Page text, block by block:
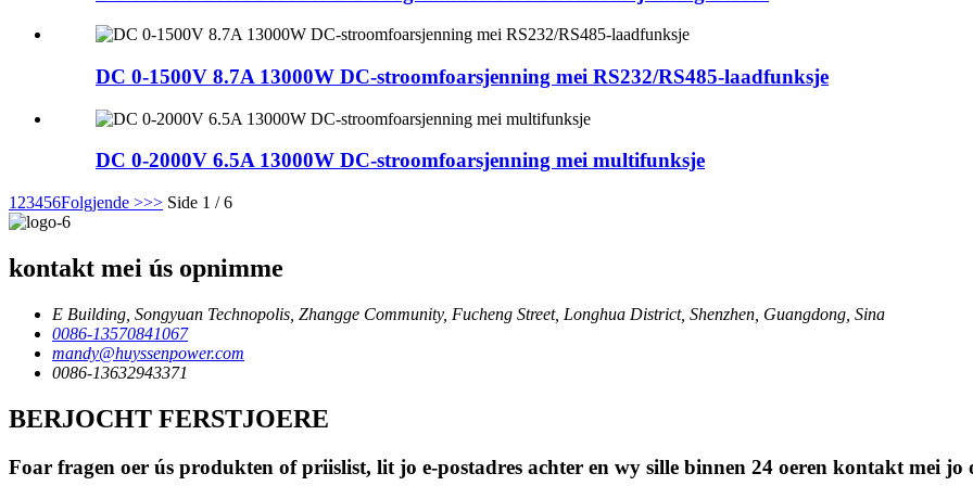
DC 0-1500V 8.7A 13000W DC-stroomfoarsjenning mei RS232/RS485-laadfunksje
DC 0-2000V 6.5A 13000W DC-stroomfoarsjenning mei multifunksje
1 23456Folgjende >>> Side 1 / 6
kontakt mei ús opnimme
E Building, Songyuan Technopolis, Zhangge Community, Fucheng Street, Longhua District, Shenzhen, Guangdong, Sina
0086-13570841067
mandy@huyssenpower.com
0086-13632943371
BERJOCHT FERSTJOERE
Foar fragen oer ús produkten of priislist, lit jo e-postadres achter en wy sille binnen 24 oeren kontakt mei jo